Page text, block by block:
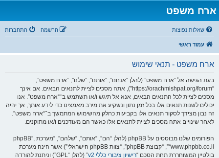
ארח משפט
שאלות נפוצות התחברות הרשמה
עמוד ראשי
ארח משפט - תנאי שימוש
בעת הגישה אל “ארח משפט” (להלן “אנחנו”, “אותנו”, “שלנו”, “ארח משפט”,
“https://orachmishpat.org/forum”), אתה מסכים לציית לתנאים הבאים. אם אינך
מסכים לציית לכל התנאים הבאים, אנא אל תיגש ו/או תשתמש ב־“ארח משפט”. אנו
יכולים לשנות תנאים אלו בכל זמן נתון ונשקיע את מירב מאמצינו כדי לידע אותך, אך יהיה
זה נבון מצידך לסקור תנאים אלו בקביעות כחלק מהשימוש המתמשך ב־“ארח משפט”.
לאחר שינויים אתה מסכים לציית לתנאים אלו כאשר הם מעודכנים ו/או מתוקנים.
הפורומים שלנו מבוססים על phpBB (להלן “הם”, “אותם”, “שלהם”, “מערכת phpBB”,
“www.phpbb.co.il”, “קבוצת phpBB”, “צוות phpBB הישראלי”) אשר הינה מערכת
בולטיין המשוחררת תחת הסכם “רישיון ציבורי כללי v2
” (להלן “GPL”) וניתנת להורדה